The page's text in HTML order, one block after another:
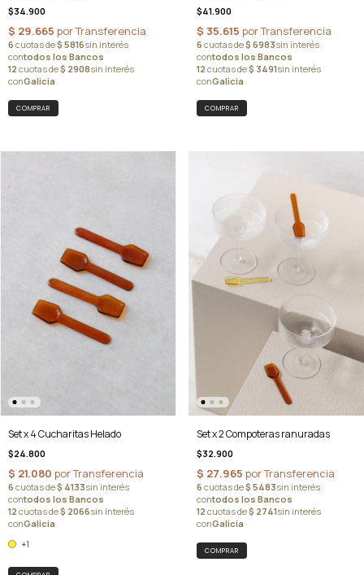
$34.900 $41.900
Set x 4 Cucharitas Helado
$24.800
+1
Set x 2 Compoteras ranuradas
$32.900